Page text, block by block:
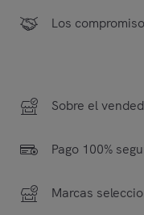
Los
Sobre el
Pago 100%
Marcas